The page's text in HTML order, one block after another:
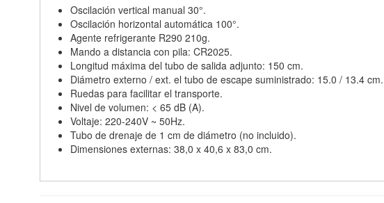
Oscilación vertical manual 30°.
Oscilación horizontal automática 100°.
Agente refrigerante R290 210g.
Mando a distancia con pila: CR2025.
Longitud máxima del tubo de salida adjunto: 150 cm.
Diámetro externo / ext. el tubo de escape suministrado: 15.0 / 13.4 cm.
Ruedas para facilitar el transporte.
Nivel de volumen: < 65 dB (A).
Voltaje: 220-240V ~ 50Hz.
Tubo de drenaje de 1 cm de diámetro (no incluido).
Dimensiones externas: 38,0 x 40,6 x 83,0 cm.